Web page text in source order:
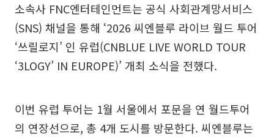
소속사 FNC엔터테인먼트는 공식 사회관계망서비스
(SNS) 채널을 통해 ‘2026 씨엔블루 라이브 월드 투어
‘쓰릴로지’ 인 유럽(CNBLUE LIVE WORLD TOUR
‘3LOGY’ IN EUROPE)’ 개최 소식을 전했다.
이번 유럽 투어는 1월 서울에서 포문을 연 월드투어
의 연장선으로, 총 4개 도시를 방문한다. 씨엔블루는